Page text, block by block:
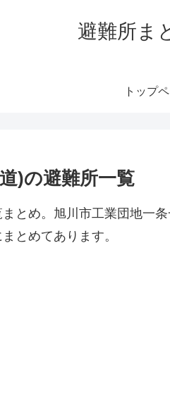
避難所ま
トップ
)の避難所一覧
とめ。旭川市工業団地一
とめてあります。